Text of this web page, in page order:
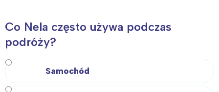
Co Nela często używa podczas
podróży?
Samochód